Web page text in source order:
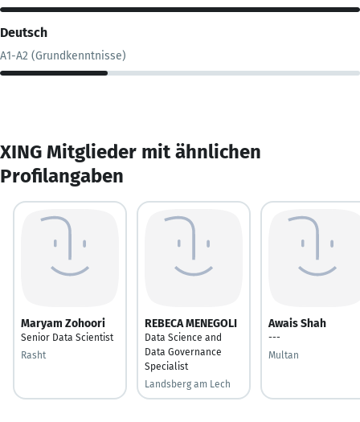
Deutsch
A1-A2 (Grundkenntnisse)
XING Mitglieder mit ähnlichen
Profilangaben
Maryam Zohoori
Senior Data Scientist
Rasht
REBECA MENEGOLI
Data Science and
Data Governance
Specialist
Landsberg am Lech
Awais Shah
---
Multan